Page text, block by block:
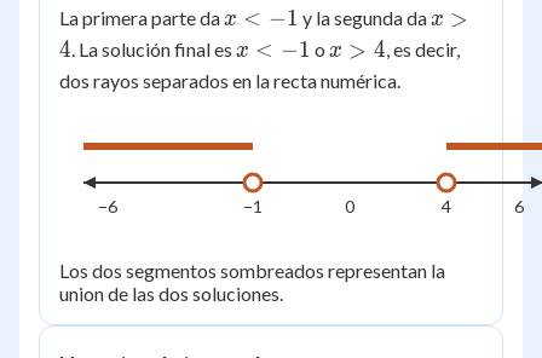
<
2
>
3
La primera parte da x
<
x < −1 y la segunda da x
>
x >
4. La solución final es x
<
x < −1 o x
>
x > 4, es decir,
dos rayos separados en la recta numérica.
−6 −1 0 4 6
Los dos segmentos sombreados representan la
union de las dos soluciones.